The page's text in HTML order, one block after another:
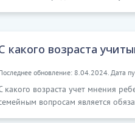
какого возраста
обновление: 8.04.2024. Дата
какого возраста учет мнения
вопросам является